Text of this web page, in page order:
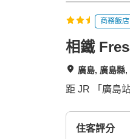
商務飯店
相鐵
廣島, 廣島縣,
距 JR 「廣島
住客評分